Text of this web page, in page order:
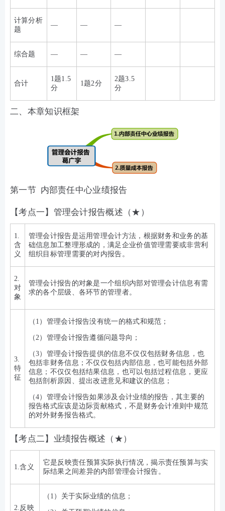
计算分析
题
— — —
综合题 — — —
合计
1题1.5
分
1题2分
2题3.5
分
二、本章知识框架
第一节 内部责任中心业绩报告
【考点一】管理会计报告概述（★）
1.
含
义
管理会计报告是运用管理会计方法，根据财务和业务的基
础信息加工整理形成的，满足企业价值管理需要或非营利
组织目标管理需要的对内报告。
2.
对
象
管理会计报告的对象是一个组织内部对管理会计信息有需
求的各个层级、各环节的管理者。
3.
特
征
（1）管理会计报告没有统一的格式和规范；
（2）管理会计报告遵循问题导向；
（3）管理会计报告提供的信息不仅仅包括财务信息，也
包括非财务信息；不仅仅包括内部信息，也可能包括外部
信息；不仅仅包括结果信息，也可以包括过程信息，更应
包括剖析原因、提出改进意见和建议的信息；
（4）管理会计报告如果涉及会计业绩的报告，其主要的
报告格式应该是边际贡献格式，不是财务会计准则中规范
的对外财务报告格式。
【考点二】业绩报告概述（★）
1.含义
它是反映责任预算实际执行情况，揭示责任预算与实
际结果之间差异的内部管理会计报告。
2.反映
（1）关于实际业绩的信息；